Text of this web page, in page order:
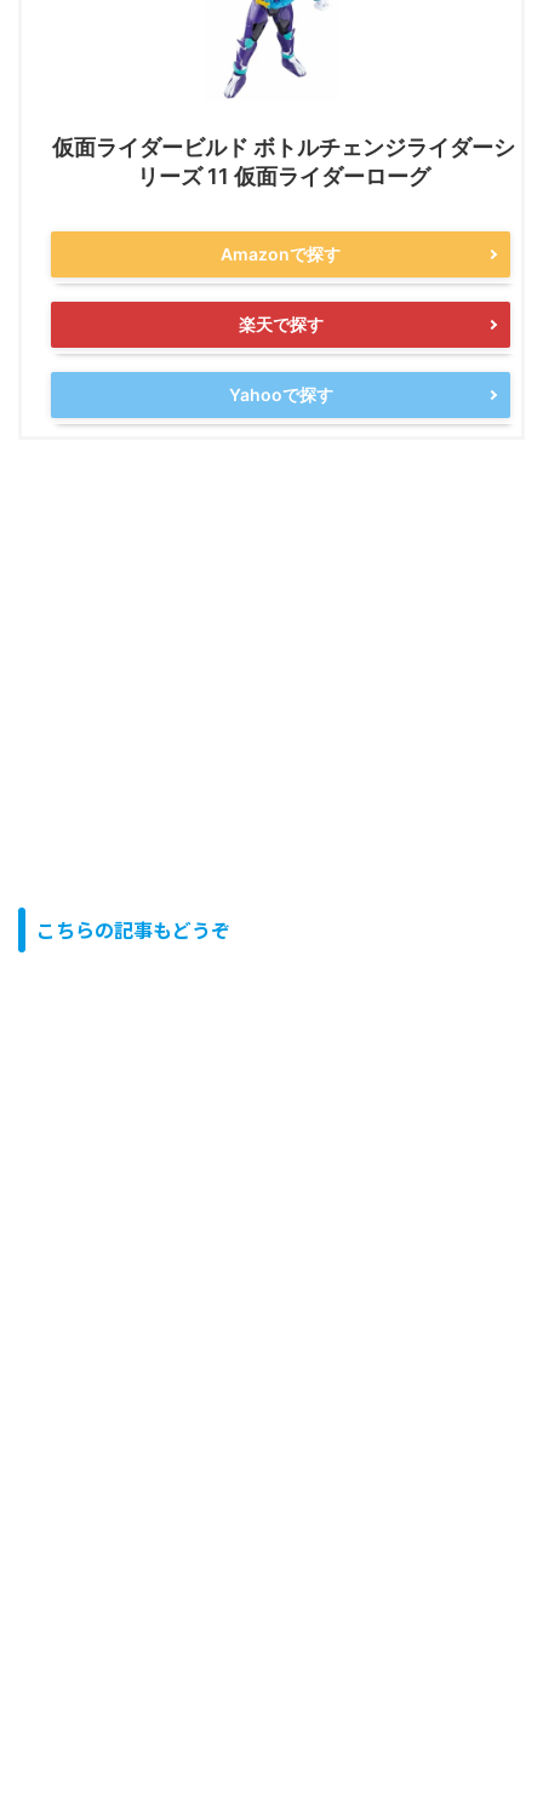
仮面ライダービルド ボトルチェンジライダーシ
リーズ 11 仮面ライダーローグ
Amazonで探す
楽天で探す
Yahooで探す
こちらの記事もどうぞ